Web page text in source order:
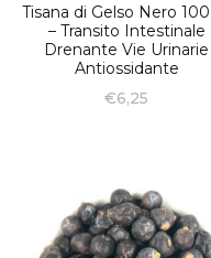
Tisana di Gelso Nero
– Transito Intestinale
Drenante Vie Urinarie
Antiossidante
€6,25